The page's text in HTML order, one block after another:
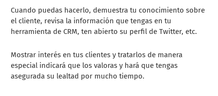
Cuando puedas hacerlo, demuestra tu conocimiento sobre
el cliente, revisa la información que tengas en tu
herramienta de CRM,ten abierto su perfil de Twitter, etc.
Mostrar interés en tus clientes y tratarlos de manera
especial indicará que los valoras y hará que tengas
asegurada su lealtad por mucho tiempo.